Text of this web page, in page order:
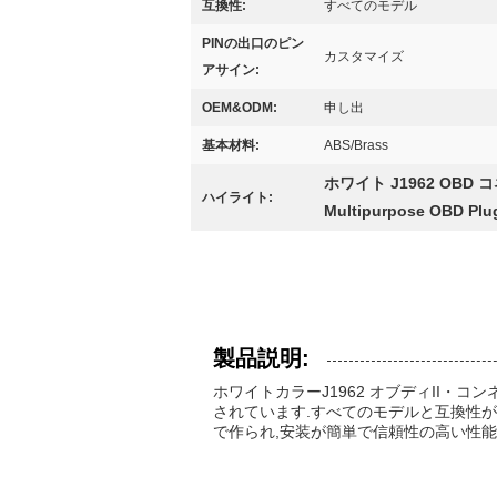
互換性: すべてのモデル
PINの出口のピン
アサイン:
カスタマイズ
OEM&ODM: 申し出
基本材料: ABS/Brass
ハイライト:
ホワイト J1962 OBD
Multipurpose OBD
製品説明:
ホワイトカラーJ1962 オブディII・コン
されています.すべてのモデルと互換性
で作られ,安装が簡単で信頼性の高い性